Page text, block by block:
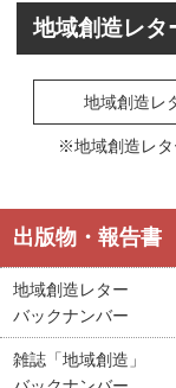
地域創造レタ
地域創造レ
※地域創造レタ
出版物・報告書
地域創造レター
バックナンバー
雑誌「地域創造」